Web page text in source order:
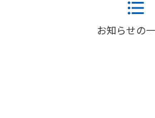
お知らせの